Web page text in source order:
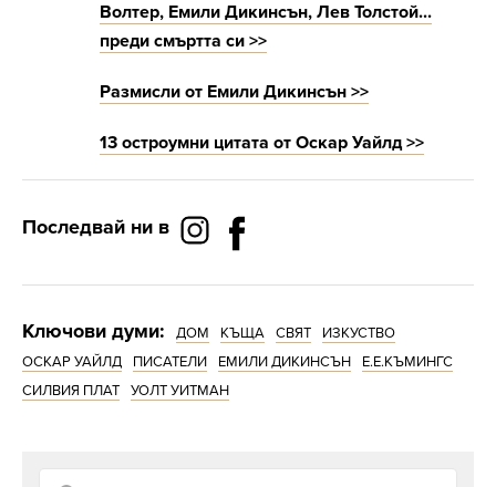
Волтер, Емили Дикинсън, Лев Толстой...
преди смъртта си >>
Размисли от Емили Дикинсън >>
13 остроумни цитата от Оскар Уайлд >>
Последвай ни в
Ключови думи: ДОМ КЪЩА СВЯТ
ИЗКУСТВО
ОСКАР УАЙЛД
ПИСАТЕЛИ ЕМИЛИ ДИКИНСЪН
Е.Е.КЪМИНГС
СИЛВИЯ ПЛАТ
УОЛТ УИТМАН